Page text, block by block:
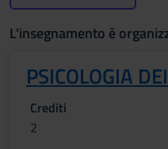
L'insegnamento è
PSICOLOGIA
Crediti
2